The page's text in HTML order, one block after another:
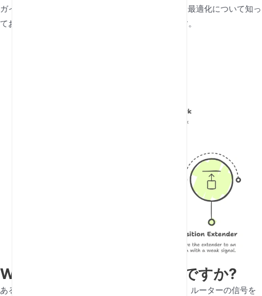
ガイドでは、WiFiエクステンダーのセットアップと最適化について知っ
ておく必要のあるすべてのことについて説明します。
WiFiエクステンダーとは何ですか?
ある
は、ルーターの信号を